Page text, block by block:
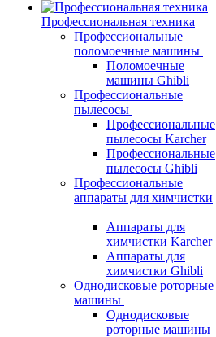
Профессиональная техника
Профессиональные
поломоечные машины
Поломоечные
машины Ghibli
Профессиональные
пылесосы
Профессиональные
пылесосы Karcher
Профессиональные
пылесосы Ghibli
Профессиональные
аппараты для химчистки
Аппараты для
химчистки Karcher
Аппараты для
химчистки Ghibli
Однодисковые роторные
машины
Однодисковые
роторные машины